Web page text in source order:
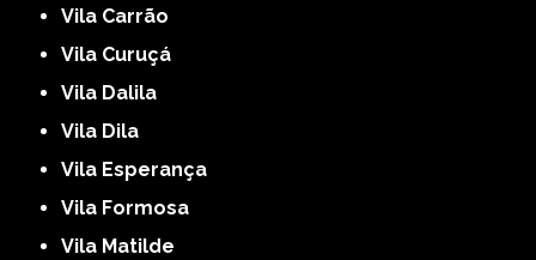
Vila Carrão
Vila Curuçá
Vila Dalila
Vila Dila
Vila Esperança
Vila Formosa
Vila Matilde